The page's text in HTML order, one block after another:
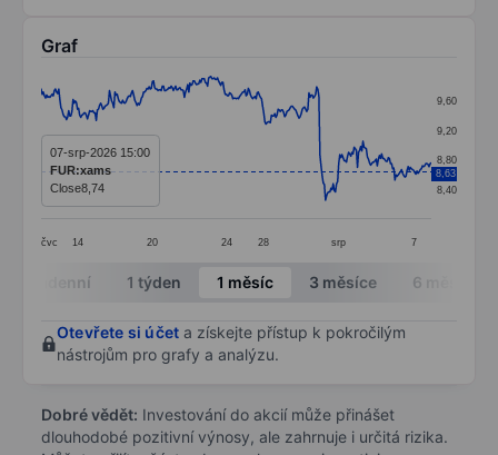
Graf
Line chart with 355 data points.
The chart has 1 X axis displaying categories.
The chart has 1 Y axis displaying values. Data
čvc 14 20 24 28 srp 7
8,40
8,80
9,20
9,60
8,63
07-srp-2026 15:00
FUR:xams
Close8,74
End of interactive chart.
Intradenní 1 týden 1 měsíc 3 měsíce 6 měsíců
Otevřete si účet a získejte přístup k pokročilým
nástrojům pro grafy a analýzu.
Dobré vědět: Investování do akcií může přinášet
dlouhodobé pozitivní výnosy, ale zahrnuje i určitá rizika.